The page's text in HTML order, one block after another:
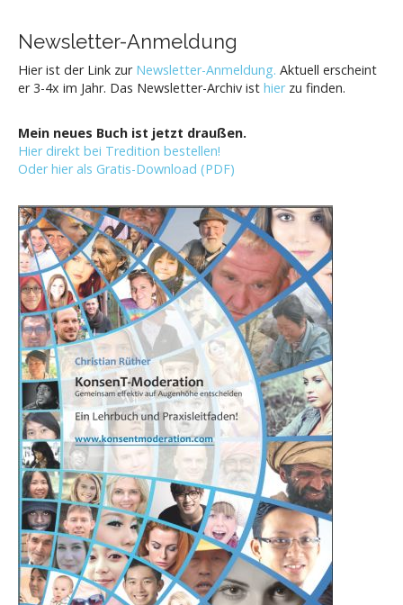
Newsletter-Anmeldung
Hier ist der Link zur Newsletter-Anmeldung. Aktuell erscheint
er 3-4x im Jahr. Das Newsletter-Archiv ist hierzu finden.
Mein neues Buch ist jetzt draußen.
Hier direkt bei Tredition bestellen!
Oder hier als Gratis-Download (PDF)